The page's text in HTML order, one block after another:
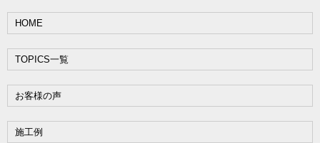
HOME
TOPICS一覧
お客様の声
施工例